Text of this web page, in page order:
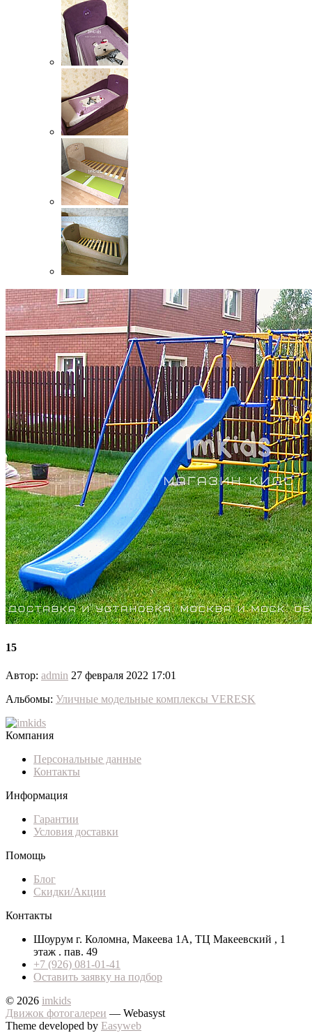
15
Автор: admin 27 февраля 2022 17:01
Альбомы: Уличные модельные комплексы VERESK
Компания
Персональные данные
Контакты
Информация
Гарантии
Условия доставки
Помощь
Блог
Скидки/Акции
Контакты
Шоурум г. Коломна, Макеева 1А, ТЦ Макеевский , 1
этаж . пав. 49
+7 (926) 081-01-41
Оставить заявку на подбор
© 2026 imkids
Движок фотогалереи — Webasyst
Theme developed by Easyweb